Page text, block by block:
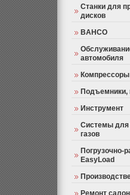
Станки для
дисков
BAHCO
автомобиля
Компрессоры
Подъемники,
Инструмент
Системы для
газов
Погрузочно-
EasyLoad
Ремонт